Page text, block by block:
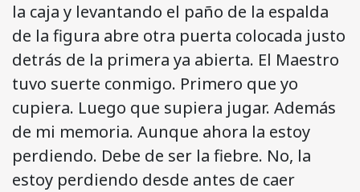
la caja y levantando el paño de la espalda
de la figura abre otra puerta colocada justo
detrás de la primera ya abierta. El Maestro
tuvo suerte conmigo. Primero que yo
cupiera. Luego que supiera jugar. Además
de mi memoria. Aunque ahora la estoy
perdiendo. Debe de ser la fiebre. No, la
estoy perdiendo desde antes de caer